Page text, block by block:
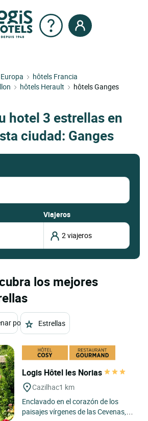
hôtels Francia
hôtels Herault hôtels Ganges
hotel 3 estrellas en
ciudad: Ganges
Viajeros
los mejores
por Estrellas
Logis Hôtel les Norias
Cazilhac1 km
Enclavado en el corazón de los
paisajes vírgenes de las Cevenas,